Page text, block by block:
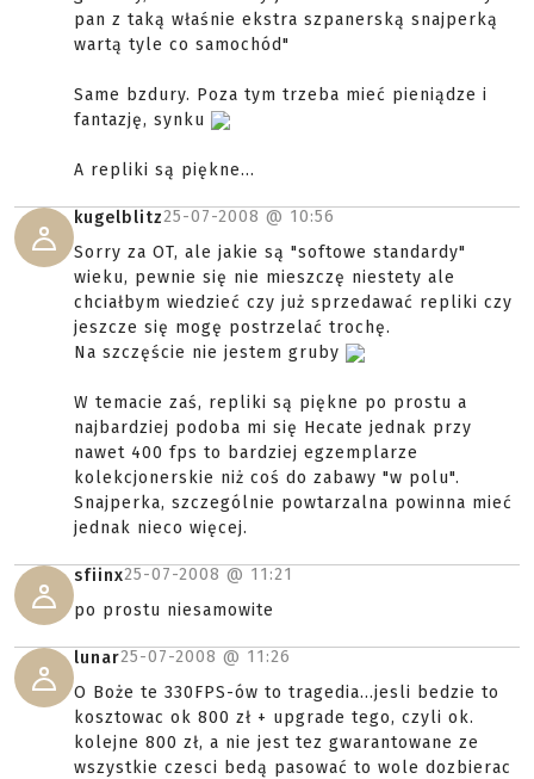
pan z taką właśnie ekstra szpanerską snajperką
wartą tyle co samochód"
Same bzdury. Poza tym trzeba mieć pieniądze i
fantazję, synku
A repliki są piękne...
kugelblitz25-07-2008 @ 10:56
Sorry za OT, ale jakie są "softowe standardy"
wieku, pewnie się nie mieszczę niestety ale
chciałbym wiedzieć czy już sprzedawać repliki czy
jeszcze się mogę postrzelać trochę.
Na szczęście nie jestem gruby
W temacie zaś, repliki są piękne po prostu a
najbardziej podoba mi się Hecate jednak przy
nawet 400 fps to bardziej egzemplarze
kolekcjonerskie niż coś do zabawy "w polu".
Snajperka, szczególnie powtarzalna powinna mieć
jednak nieco więcej.
sfiinx25-07-2008 @ 11:21
po prostu niesamowite
lunar25-07-2008 @ 11:26
O Boże te 330FPS-ów to tragedia...jesli bedzie to
kosztowac ok 800 zł + upgrade tego, czyli ok.
kolejne 800 zł, a nie jest tez gwarantowane ze
wszystkie czesci bedą pasować to wole dozbierac